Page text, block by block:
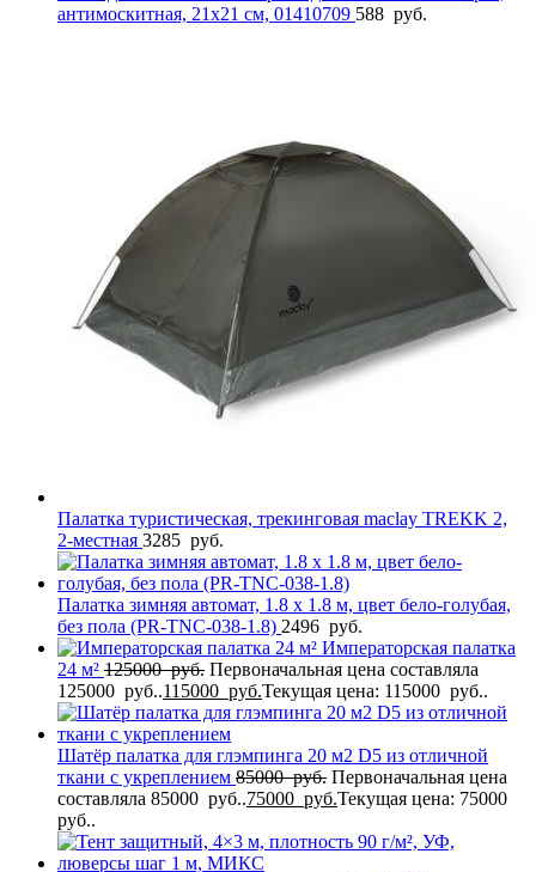
антимоскитная, 21х21 см, 01410709 588 руб.
Палатка туристическая, трекинговая maclay TREKK 2,
2-местная 3285 руб.
Палатка зимняя автомат, 1.8 х 1.8 м, цвет бело-голубая,
без пола (PR-TNC-038-1.8) 2496 руб.
Императорская палатка
24 м² 125000руб. Первоначальная цена составляла
125000 руб..115000 руб.Текущая цена: 115000 руб..
Шатёр палатка для глэмпинга 20 м2 D5 из отличной
ткани с укреплением 85000руб. Первоначальная цена
составляла 85000 руб..75000 руб.Текущая цена: 75000
руб..